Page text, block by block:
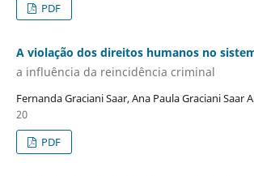
PDF
A violação dos direitos humanos no
a influência da reincidência criminal
Fernanda Graciani Saar, Ana Paula Graciani Saar
20
PDF